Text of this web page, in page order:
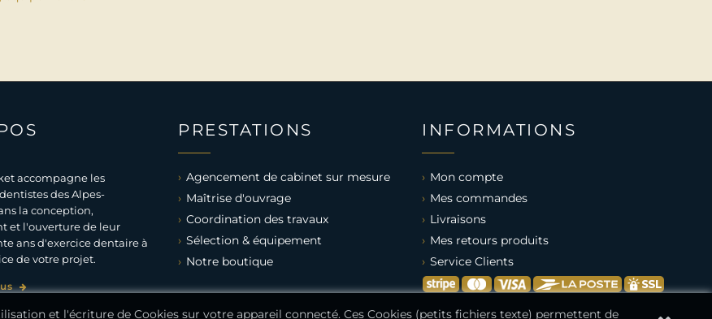
accompagne les
des Alpes-
la conception,
et l'ouverture de leur
ans d'exercice dentaire à
de votre projet.
PRESTATIONS
Agencement de cabinet sur mesure
Maîtrise d'ouvrage
Coordination des travaux
Sélection & équipement
Notre boutique
INFORMATIONS
Mon compte
Mes commandes
Livraisons
Mes retours produits
Service Clients
et l'écriture de Cookies sur votre appareil connecté. Ces Cookies (petits fichiers texte) permettent de